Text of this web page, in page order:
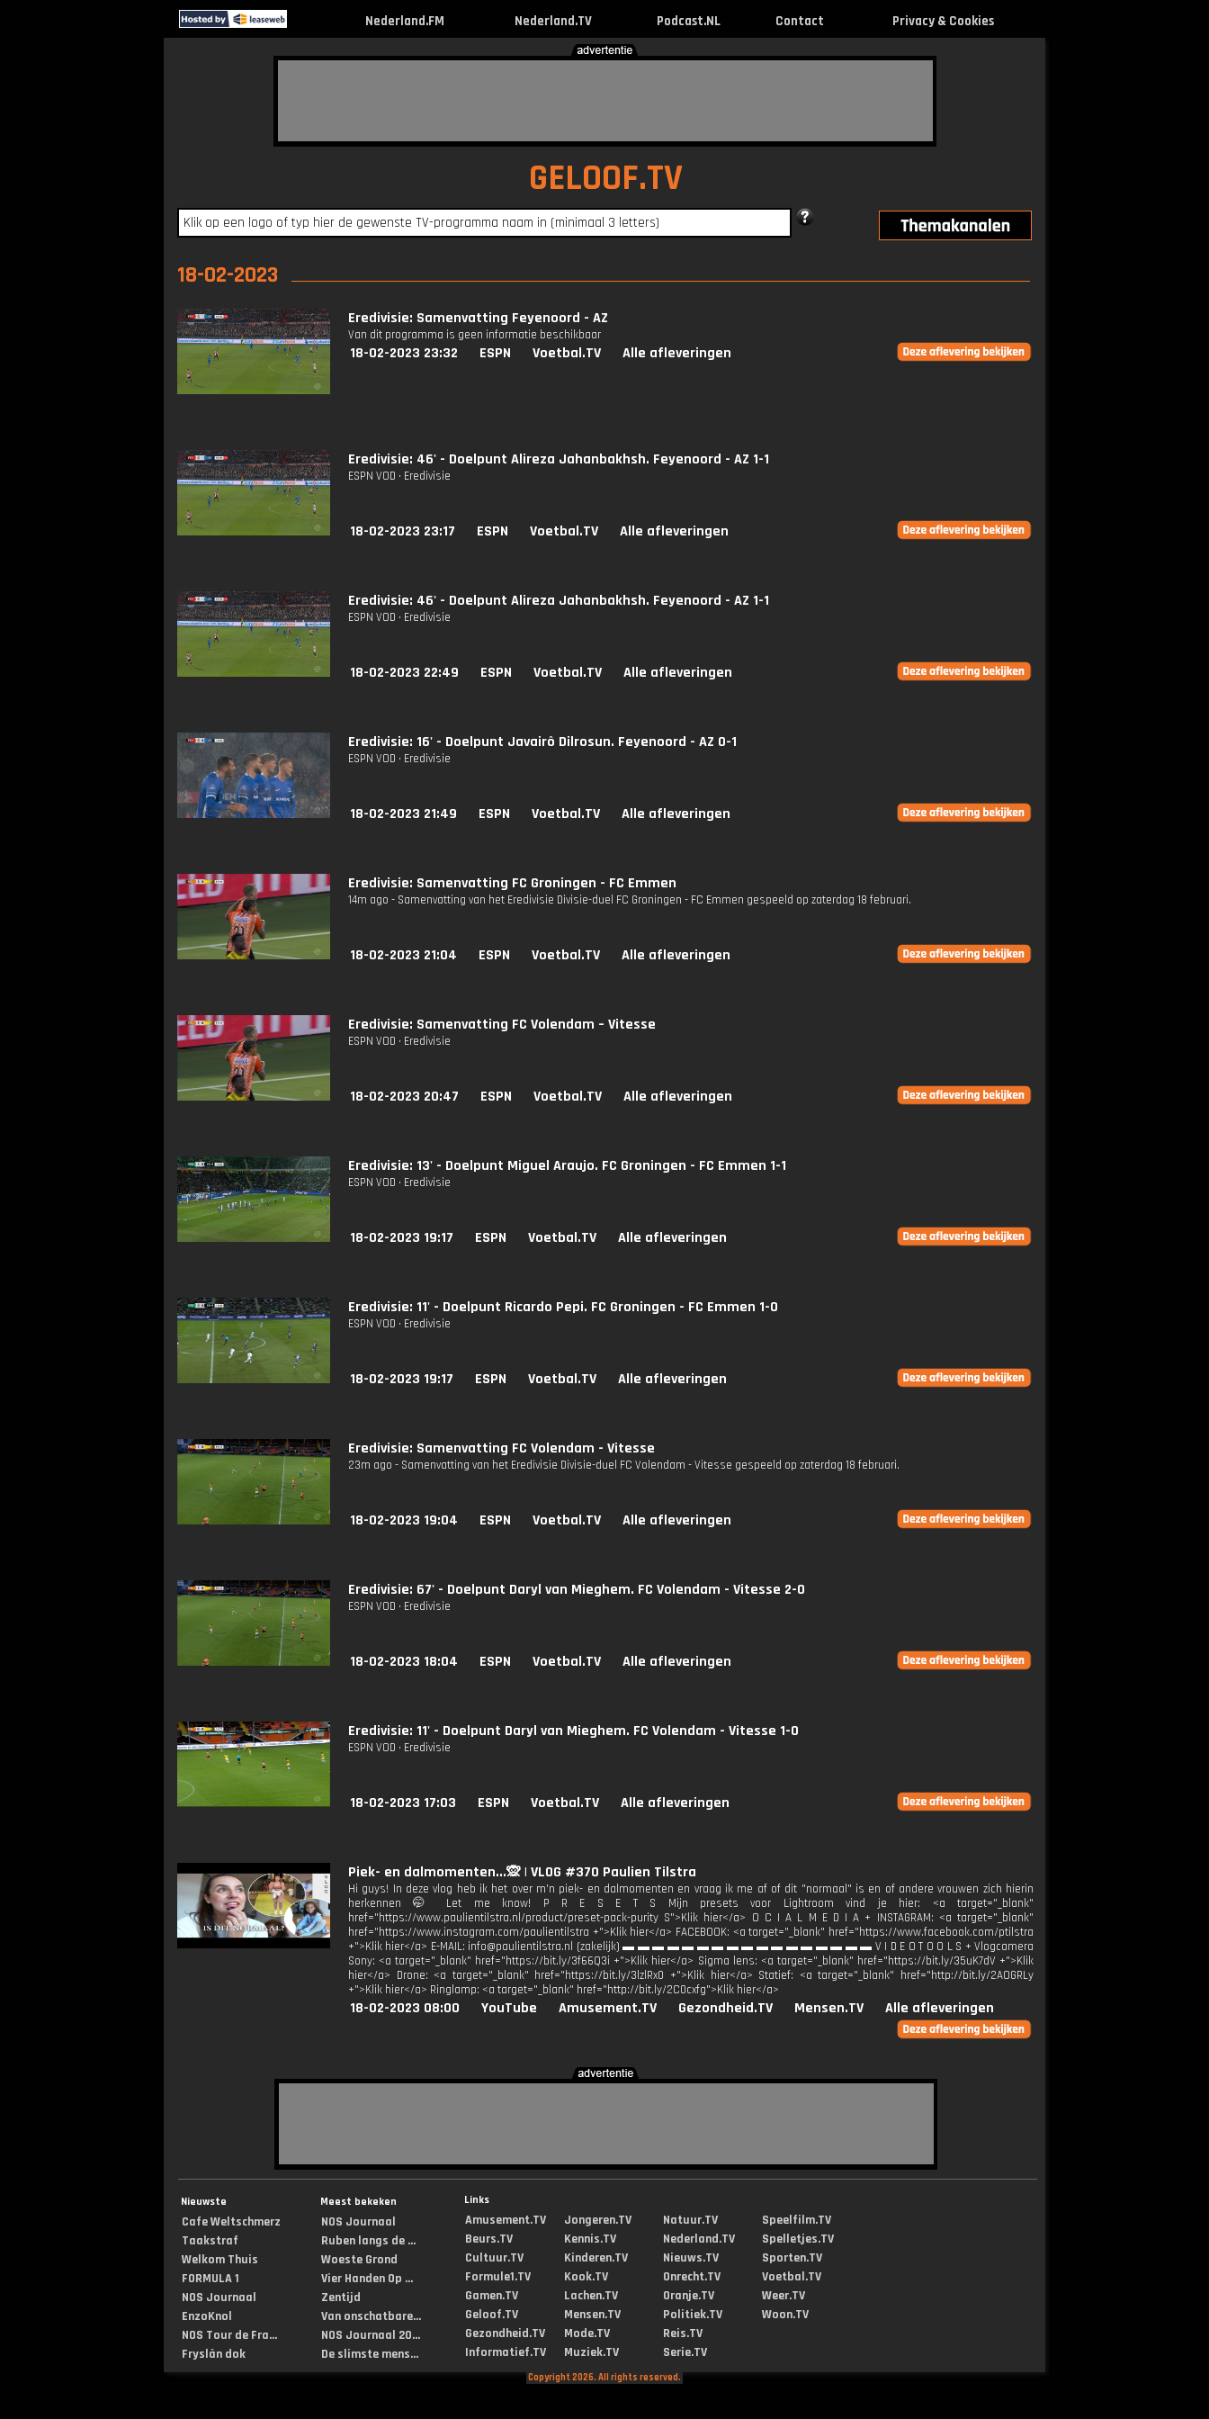
Nederland.FM Nederland.TV Podcast.NL Contact Privacy & Cookies
GELOOF.TV
18-02-2023
Eredivisie: Samenvatting Feyenoord - AZ
Van dit programma is geen informatie beschikbaar
18-02-2023 23:32 ESPN Voetbal.TV Alle afleveringen
Eredivisie: 46' - Doelpunt Alireza Jahanbakhsh. Feyenoord - AZ 1-1
ESPN VOD • Eredivisie
18-02-2023 23:17 ESPN Voetbal.TV Alle afleveringen
Eredivisie: 46' - Doelpunt Alireza Jahanbakhsh. Feyenoord - AZ 1-1
ESPN VOD • Eredivisie
18-02-2023 22:49 ESPN Voetbal.TV Alle afleveringen
Eredivisie: 16' - Doelpunt Javairô Dilrosun. Feyenoord - AZ 0-1
ESPN VOD • Eredivisie
18-02-2023 21:49 ESPN Voetbal.TV Alle afleveringen
Eredivisie: Samenvatting FC Groningen - FC Emmen
14m ago - Samenvatting van het Eredivisie Divisie-duel FC Groningen - FC Emmen gespeeld op zaterdag 18 februari.
18-02-2023 21:04 ESPN Voetbal.TV Alle afleveringen
Eredivisie: Samenvatting FC Volendam – Vitesse
ESPN VOD • Eredivisie
18-02-2023 20:47 ESPN Voetbal.TV Alle afleveringen
Eredivisie: 13' - Doelpunt Miguel Araujo. FC Groningen - FC Emmen 1-1
ESPN VOD • Eredivisie
18-02-2023 19:17 ESPN Voetbal.TV Alle afleveringen
Eredivisie: 11' - Doelpunt Ricardo Pepi. FC Groningen - FC Emmen 1-0
ESPN VOD • Eredivisie
18-02-2023 19:17 ESPN Voetbal.TV Alle afleveringen
Eredivisie: Samenvatting FC Volendam - Vitesse
23m ago - Samenvatting van het Eredivisie Divisie-duel FC Volendam - Vitesse gespeeld op zaterdag 18 februari.
18-02-2023 19:04 ESPN Voetbal.TV Alle afleveringen
Eredivisie: 67' - Doelpunt Daryl van Mieghem. FC Volendam - Vitesse 2-0
ESPN VOD • Eredivisie
18-02-2023 18:04 ESPN Voetbal.TV Alle afleveringen
Eredivisie: 11' - Doelpunt Daryl van Mieghem. FC Volendam - Vitesse 1-0
ESPN VOD • Eredivisie
18-02-2023 17:03 ESPN Voetbal.TV Alle afleveringen
Piek- en dalmomenten...🙊 | VLOG #370 Paulien Tilstra
Hi guys! In deze vlog heb ik het over m'n piek- en dalmomenten en vraag ik me af of dit "normaal" is en of andere vrouwen zich hierin
herkennen 🤭 Let me know! P R E S E T S Mijn presets voor Lightroom vind je hier: <a target="_blank"
href="https://www.paulientilstra.nl/product/preset-pack-purity S">Klik hier</a> O C I A L M E D I A + INSTAGRAM: <a target="_blank"
href="https://www.instagram.com/paulientilstra +">Klik hier</a> FACEBOOK: <a target="_blank" href="https://www.facebook.com/ptilstra
+">Klik hier</a> E-MAIL: info@paulientilstra.nl (zakelijk) ▬ ▬ ▬ ▬ ▬ ▬ ▬ ▬ ▬ ▬ ▬ ▬ ▬ ▬ ▬ ▬ ▬ V I D E O T O O L S + Vlogcamera
Sony: <a target="_blank" href="https://bit.ly/3f66Q3i +">Klik hier</a> Sigma lens: <a target="_blank" href="https://bit.ly/35uK7dV +">Klik
hier</a> Drone: <a target="_blank" href="https://bit.ly/3lzlRx0 +">Klik hier</a> Statief: <a target="_blank" href="http://bit.ly/2AOGRLy
+">Klik hier</a> Ringlamp: <a target="_blank" href="http://bit.ly/2C0cxfg">Klik hier</a>
18-02-2023 08:00 YouTube Amusement.TV Gezondheid.TV Mensen.TV Alle afleveringen
Nieuwste
Cafe Weltschmerz
Taakstraf
Welkom Thuis
FORMULA 1
NOS Journaal
EnzoKnol
NOS Tour de Fra...
Fryslân dok
Meest bekeken
NOS Journaal
Ruben langs de ...
Woeste Grond
Vier Handen Op ...
Zentijd
Van onschatbare...
NOS Journaal 20...
De slimste mens...
Links
Amusement.TV
Beurs.TV
Cultuur.TV
Formule1.TV
Gamen.TV
Geloof.TV
Gezondheid.TV
Informatief.TV
Jongeren.TV
Kennis.TV
Kinderen.TV
Kook.TV
Lachen.TV
Mensen.TV
Mode.TV
Muziek.TV
Natuur.TV
Nederland.TV
Nieuws.TV
Onrecht.TV
Oranje.TV
Politiek.TV
Reis.TV
Serie.TV
Speelfilm.TV
Spelletjes.TV
Sporten.TV
Voetbal.TV
Weer.TV
Woon.TV
Copyright 2026. All rights reserved.